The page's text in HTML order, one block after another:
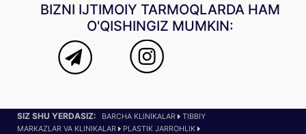
BIZNI IJTIMOIY TARMOQLARDA HAM
O'QISHINGIZ MUMKIN:
SIZ SHU YERDASIZ: BARCHA KLINIKALAR
TIBBIY
MARKAZLAR VA KLINIKALAR
PLASTIK JARROHLIK